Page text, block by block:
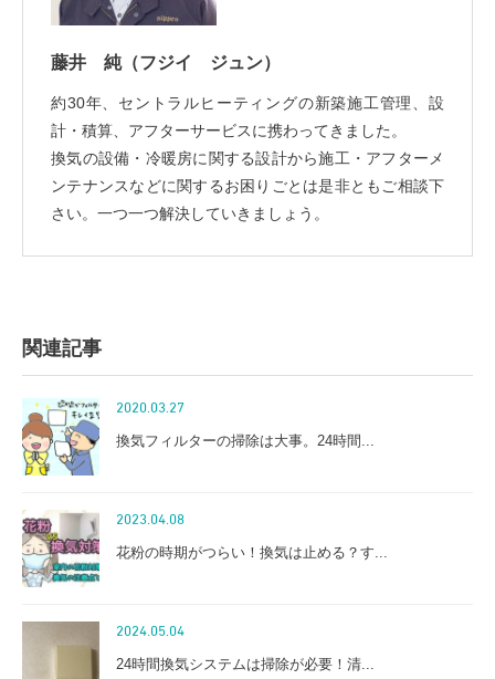
藤井 純（フジイ ジュン）
約30年、セントラルヒーティングの新築施工管理、設
計・積算、アフターサービスに携わってきました。
換気の設備・冷暖房に関する設計から施工・アフターメ
ンテナンスなどに関するお困りごとは是非ともご相談下
さい。一つ一つ解決していきましょう。
関連記事
2020.03.27
換気フィルターの掃除は大事。24時間...
2023.04.08
花粉の時期がつらい！換気は止める？す...
2024.05.04
24時間換気システムは掃除が必要！清...